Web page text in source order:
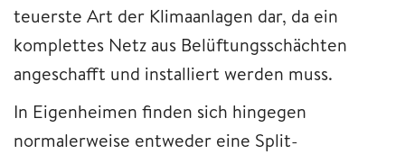
teuerste Art der Klimaanlagen dar, da ein
komplettes Netz aus Belüftungsschächten
angeschafft und installiert werden muss.
In Eigenheimen finden sich hingegen
normalerweise entweder eine Split-